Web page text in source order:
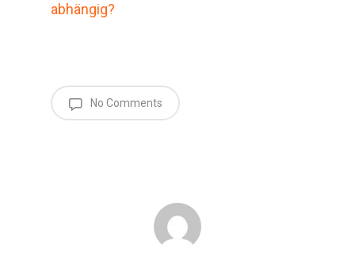
abhängig?
No Comments